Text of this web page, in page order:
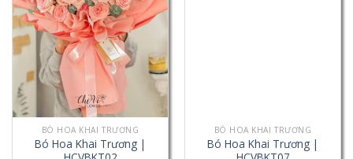
BÓ HOA KHAI TRƯƠNG
Bó Hoa Khai Trương |
BÓ HOA KHAI TRƯƠNG
Bó Hoa Khai Trương |